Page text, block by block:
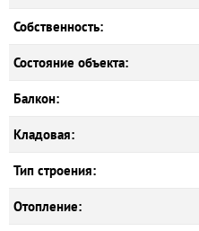
Собственность:
Состояние объекта:
Балкон:
Кладовая:
Тип строения:
Отопление: